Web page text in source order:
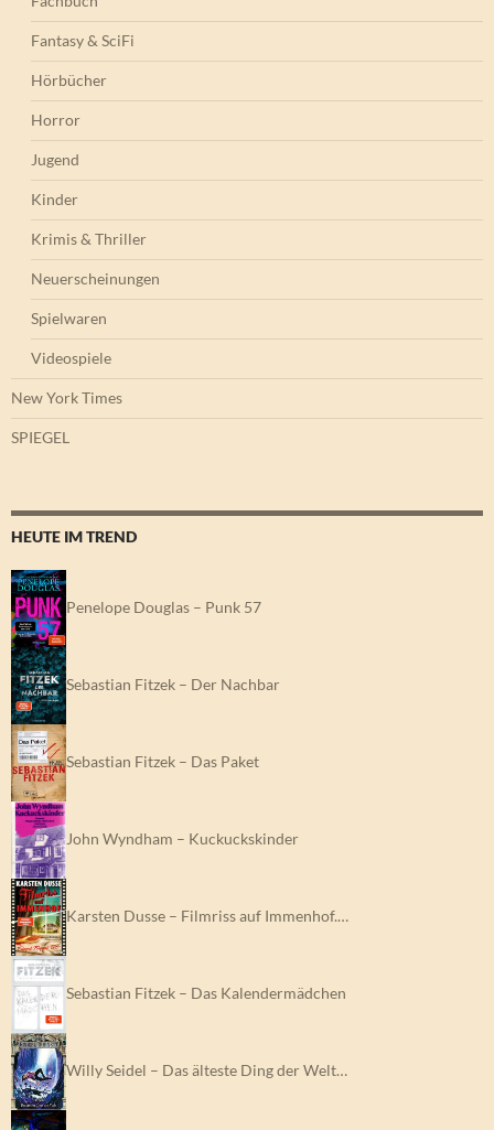
Fantasy & SciFi
Hörbücher
Horror
Jugend
Kinder
Krimis & Thriller
Neuerscheinungen
Spielwaren
Videospiele
New York Times
SPIEGEL
HEUTE IM TREND
Penelope Douglas – Punk 57
Sebastian Fitzek – Der Nachbar
Sebastian Fitzek – Das Paket
John Wyndham – Kuckuckskinder
Karsten Dusse – Filmriss auf Immenhof.…
Sebastian Fitzek – Das Kalendermädchen
Willy Seidel – Das älteste Ding der Welt…